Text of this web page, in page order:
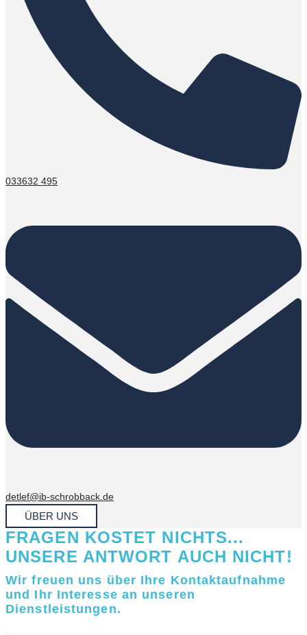
033632 495
detlef@ib-schrobback.de
ÜBER UNS
FRAGEN KOSTET NICHTS...
UNSERE ANTWORT AUCH NICHT!
Wir freuen uns über Ihre Kontaktaufnahme
und Ihr Interesse an unseren
Dienstleistungen.